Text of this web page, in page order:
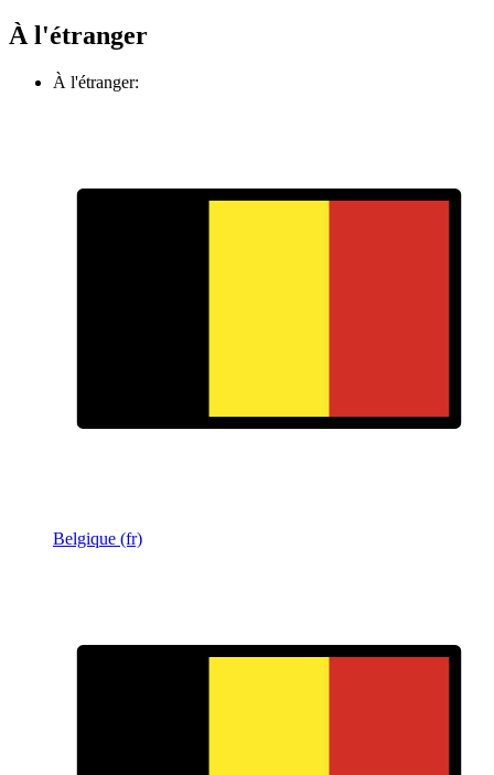
À l'étranger
À l'étranger:
Belgique (fr)